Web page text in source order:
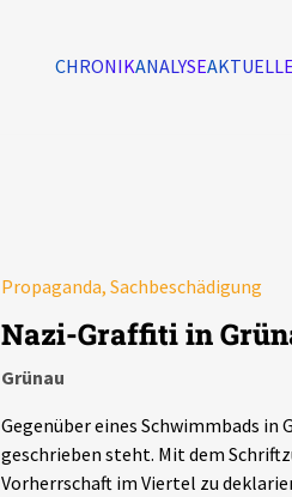
CHRONIKANALYSE
Propaganda, Sachbeschädigung
Nazi-Graffiti in
Grünau
Gegenüber eines Schwimmbads in
geschrieben steht. Mit dem
Vorherrschaft im Viertel zu
Ereignisse